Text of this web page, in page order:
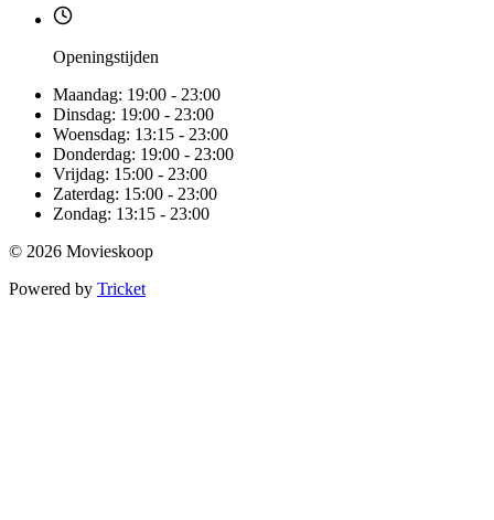
Openingstijden
Maandag: 19:00 - 23:00
Dinsdag: 19:00 - 23:00
Woensdag: 13:15 - 23:00
Donderdag: 19:00 - 23:00
Vrijdag: 15:00 - 23:00
Zaterdag: 15:00 - 23:00
Zondag: 13:15 - 23:00
© 2026 Movieskoop
Powered by Tricket